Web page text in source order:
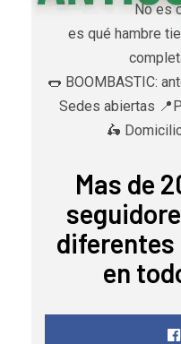
No es
es qué hambre
🌭 BOOMBASTIC:
Sedes abiertas
🛵
Mas de
en